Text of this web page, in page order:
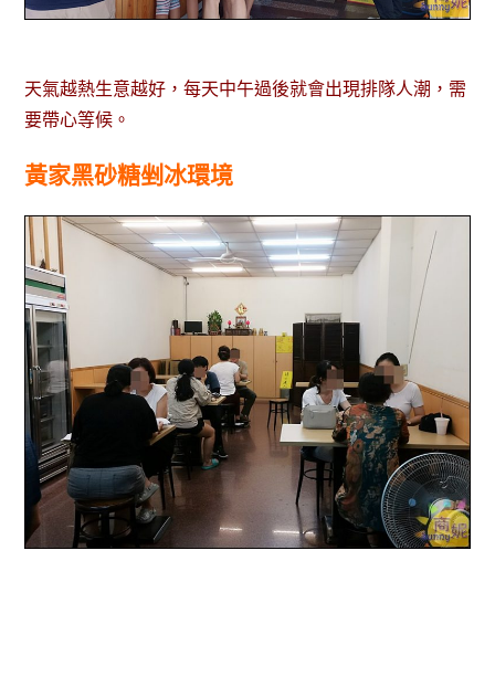
天氣越熱生意越好，每天中午過後就會出現排隊人潮，需
要帶心等候。
黃家黑砂糖剉冰環境